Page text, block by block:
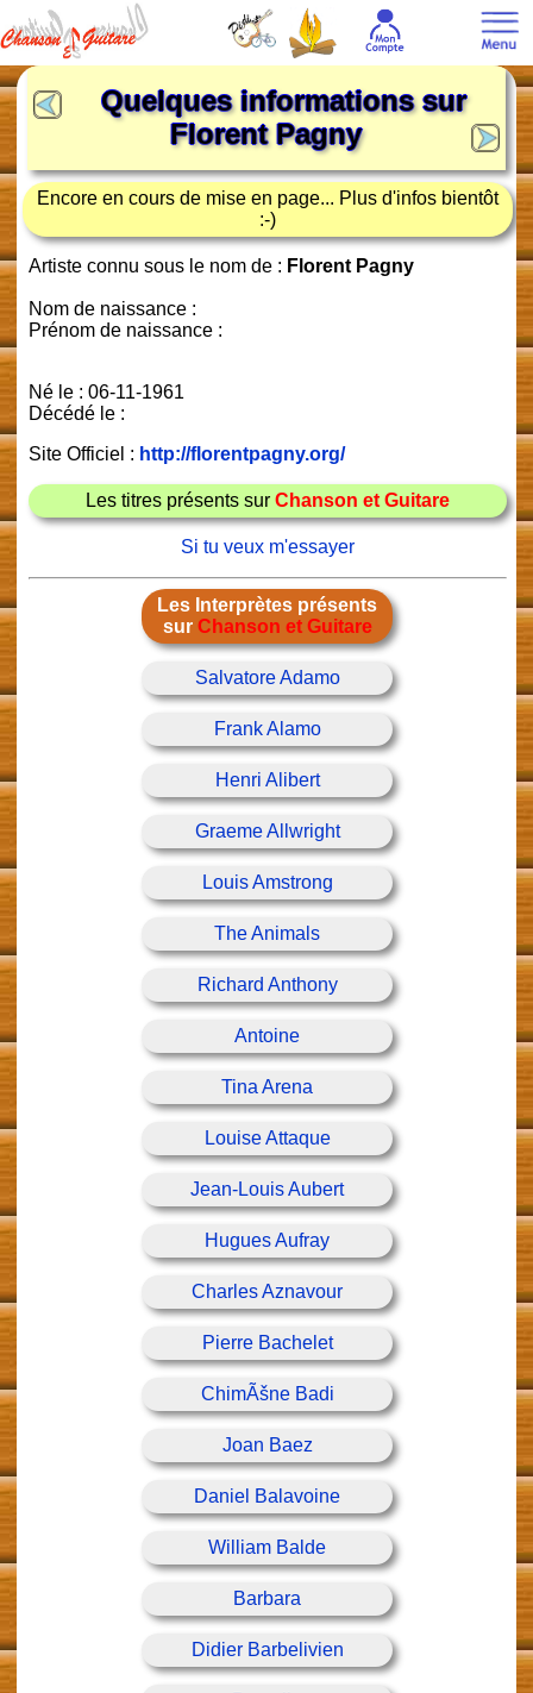
Quelques informations sur
Florent Pagny
Encore en cours de mise en page... Plus d'infos bientôt
:-)
Artiste connu sous le nom de : Florent Pagny
Nom de naissance :
Prénom de naissance :
Né le : 06-11-1961
Décédé le :
Site Officiel : http://florentpagny.org/
Les titres présents sur Chanson et Guitare
Si tu veux m'essayer
Les Interprètes présents
sur Chanson et Guitare
Salvatore Adamo
Frank Alamo
Henri Alibert
Graeme Allwright
Louis Amstrong
The Animals
Richard Anthony
Antoine
Tina Arena
Louise Attaque
Jean-Louis Aubert
Hugues Aufray
Charles Aznavour
Pierre Bachelet
ChimÃšne Badi
Joan Baez
Daniel Balavoine
William Balde
Barbara
Didier Barbelivien